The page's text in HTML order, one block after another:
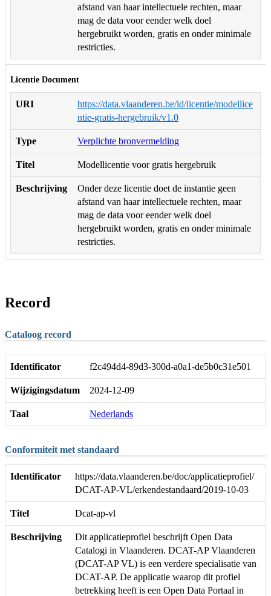
afstand van haar intellectuele rechten, maar
mag de data voor eender welk doel
hergebruikt worden, gratis en onder minimale
restricties.
Licentie Document
URI
https://data.vlaanderen.be/id/licentie/modellice
ntie-gratis-hergebruik/v1.0
Type Verplichte bronvermelding
Titel Modellicentie voor gratis hergebruik
Beschrijving
Onder deze licentie doet de instantie geen
afstand van haar intellectuele rechten, maar
mag de data voor eender welk doel
hergebruikt worden, gratis en onder minimale
restricties.
Record
Cataloog record
Identificator f2c494d4-89d3-300d-a0a1-de5b0c31e501
Wijzigingsdatum 2024-12-09
Taal Nederlands
Conformiteit met standaard
Identificator
https://data.vlaanderen.be/doc/applicatieprofiel/
DCAT-AP-VL/erkendestandaard/2019-10-03
Titel Dcat-ap-vl
Beschrijving
Dit applicatieprofiel beschrijft Open Data
Catalogi in Vlaanderen. DCAT-AP Vlaanderen
(DCAT-AP VL) is een verdere specialisatie van
DCAT-AP. De applicatie waarop dit profiel
betrekking heeft is een Open Data Portaal in